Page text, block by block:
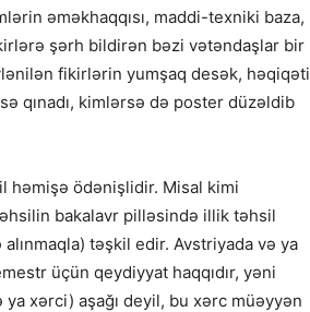
əməkhaqqısı, maddi-texniki baza,
şərh bildirən bəzi vətəndaşlar bir
fikirlərin yumşaq desək, həqiqəti
qınadı, kimlərsə də poster düzəldib
həmişə ödənişlidir. Misal kimi
bakalavr pilləsində illik təhsil
təşkil edir. Avstriyada və ya
üçün qeydiyyat haqqıdır, yəni
xərci) aşağı deyil, bu xərc müəyyən